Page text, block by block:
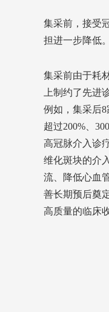
集采前，接受
担进一步降低
集采前由于耗
上制约了先进
例如，集采后
超过200%、
高冠脉介入诊
维化斑块的介
流、降低心血
善长期预后奠
高质量的临床